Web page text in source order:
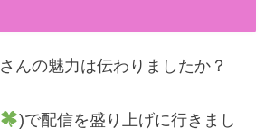
さんの魅力は伝わりましたか？
)で配信を盛り上げに行きまし